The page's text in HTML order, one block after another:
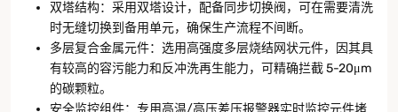
双塔结构：采用双塔设计，配备同步切换阀，可在需要清洗
时无缝切换到备用单元，确保生产流程不间断。
多层复合金属元件：选用高强度多层烧结网状元件，因其具
有较高的容污能力和反冲洗再生能力，可精确拦截 5-20μm
的碳颗粒。